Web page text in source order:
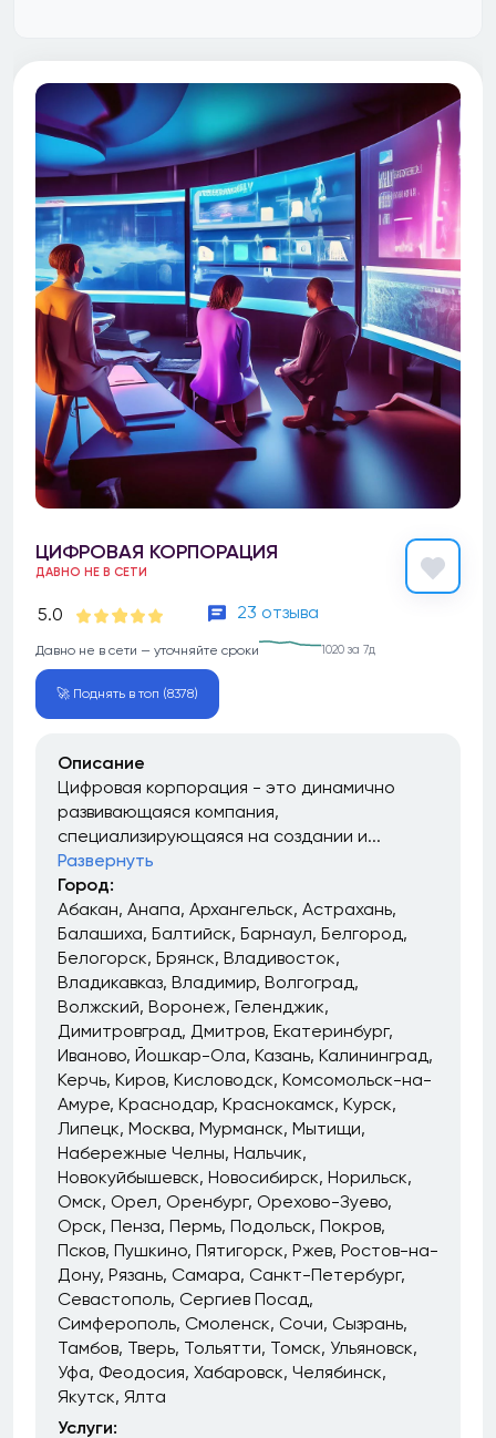
ЦИФРОВАЯ КОРПОРАЦИЯ
ДАВНО НЕ В СЕТИ
5.0 23 отзыва
Давно не в сети — уточняйте сроки 1020 за 7д
🚀 Поднять в топ (8378)
Описание
Цифровая корпорация - это динамично
развивающаяся компания,
специализирующаяся на создании и...
Развернуть
Город:
Абакан Анапа Архангельск Астрахань
Балашиха Балтийск Барнаул Белгород
Белогорск Брянск Владивосток
Владикавказ Владимир Волгоград
Волжский Воронеж Геленджик
Димитровград Дмитров Екатеринбург
Иваново Йошкар-Ола Казань Калининград
Керчь Киров Кисловодск Комсомольск-на-
Амуре Краснодар Краснокамск Курск
Липецк Москва Мурманск Мытищи
Набережные Челны Нальчик
Новокуйбышевск Новосибирск Норильск
Омск Орел Оренбург Орехово-Зуево
Орск Пенза Пермь Подольск Покров
Псков Пушкино Пятигорск Ржев Ростов-на-
Дону Рязань Самара Санкт-Петербург
Севастополь Сергиев Посад
Симферополь Смоленск Сочи Сызрань
Тамбов Тверь Тольятти Томск Ульяновск
Уфа Феодосия Хабаровск Челябинск
Якутск Ялта
Услуги: